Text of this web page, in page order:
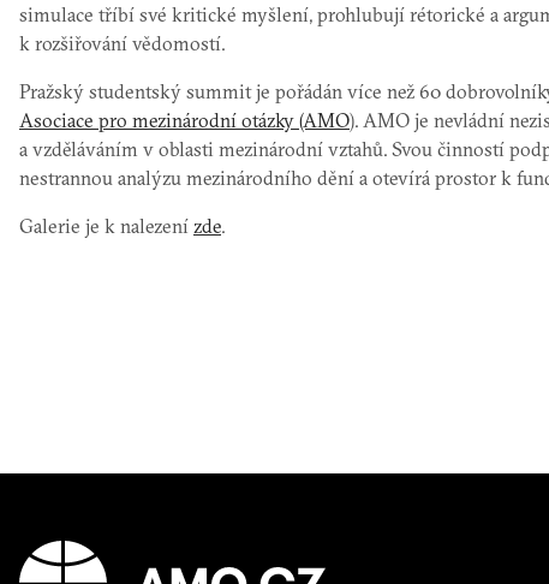
simulace tříbí své kritické myšlení, prohlubují rétorické a
k rozšiřování vědomostí.
Pražský studentský summit je pořádán více než 60
Asociace pro mezinárodní otázky (AMO). AMO je nevládní
a vzděláváním v oblasti mezinárodní vztahů. Svou činností
nestrannou analýzu mezinárodního dění a otevírá prostor k
Galerie je k nalezení zde.